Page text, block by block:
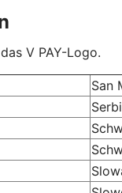
V PAY-Logo.
San